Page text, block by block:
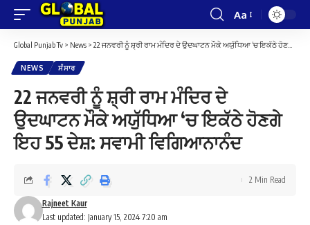
Font
Resizer
Aa
Global Punjab Tv > News > 22 ਜਨਵਰੀ ਨੂੰ ਸ਼੍ਰੀ ਰਾਮ ਮੰਦਿਰ ਦੇ ਉਦਘਾਟਨ ਮੌਕੇ ਅਯੁੱਧਿਆ ‘ਚ ਇਕੱਠੇ ਹੋਣਗੇ ਇਹ 55 ਦੇਸ਼: ਸਵਾਮੀ ਵਿਗਿਆਨਾਨੰਦ
NEWS ਸੰਸਾਰ
22 ਜਨਵਰੀ ਨੂੰ ਸ਼੍ਰੀ ਰਾਮ ਮੰਦਿਰ ਦੇ
ਉਦਘਾਟਨ ਮੌਕੇ ਅਯੁੱਧਿਆ ‘ਚ ਇਕੱਠੇ ਹੋਣਗੇ
ਇਹ 55 ਦੇਸ਼: ਸਵਾਮੀ ਵਿਗਿਆਨਾਨੰਦ
Last updated: January 15, 2024 7:20 am
Rajneet Kaur
2 Min Read